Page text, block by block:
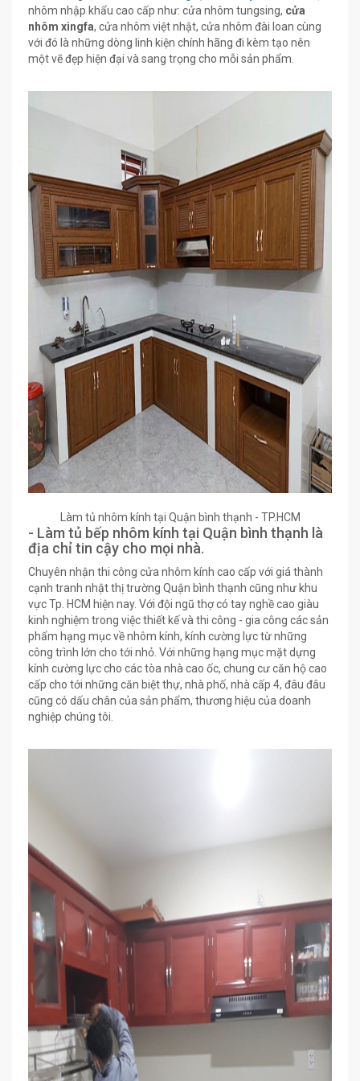
nhôm nhập khẩu cao cấp như: cửa nhôm tungsing, cửa
nhôm xingfa, cửa nhôm việt nhật, cửa nhôm đài loan cùng
với đó là những dòng linh kiện chính hãng đi kèm tạo nên
một vẽ đẹp hiện đại và sang trọng cho mỗi sản phẩm.
Làm tủ nhôm kính tại Quận bình thạnh - TP.HCM
- Làm tủ bếp nhôm kính tại Quận bình thạnh là
địa chỉ tin cậy cho mọi nhà.
Chuyên nhận thi công cửa nhôm kính cao cấp với giá thành
cạnh tranh nhật thị trường Quận bình thạnh cũng như khu
vực Tp. HCM hiện nay. Với đội ngũ thợ có tay nghề cao giàu
kinh nghiệm trong việc thiết kế và thi công - gia công các sản
phẩm hạng mục về nhôm kính, kính cường lực từ những
công trình lớn cho tới nhỏ. Với những hạng mục mặt dựng
kính cường lực cho các tòa nhà cao ốc, chung cư căn hộ cao
cấp cho tới những căn biệt thự, nhà phố, nhà cấp 4, đâu đâu
cũng có dấu chân của sản phẩm, thương hiệu của doanh
nghiệp chúng tôi.